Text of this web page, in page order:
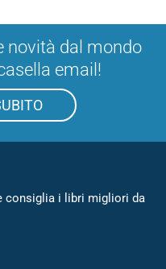
novità dal mondo
email!
consiglia i libri migliori da